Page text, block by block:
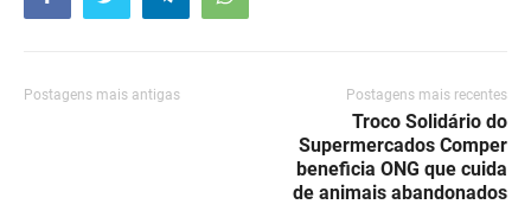
Postagens mais antigas Postagens mais recentes
Troco Solidário do
Supermercados Comper
beneficia ONG que cuida
de animais abandonados